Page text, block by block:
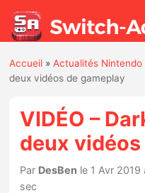
Actualités
Jeux
Accueil »Actualités Nintendo
deux vidéos de gameplay
VIDÉO –
deux
Par DesBen le 1 Avr
sec